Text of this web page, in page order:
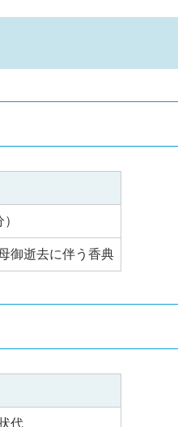
御逝去に伴う香典
代